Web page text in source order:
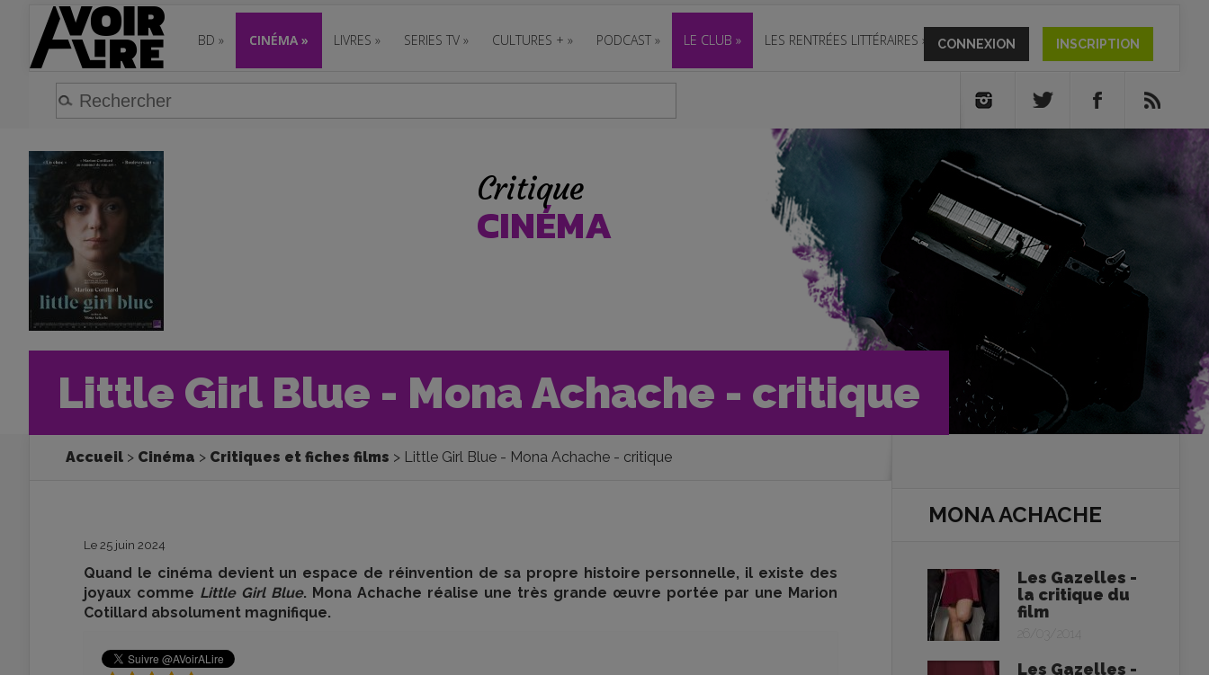
BD » CINÉMA » LIVRES » SERIES TV » CULTURES + » PODCAST » LE CLUB » LES RENTRÉES LITTÉRAIRES » CONNEXION INSCRIPTION
Critique
CINÉMA
Little Girl Blue - Mona Achache - critique
Accueil Cinéma Critiques et fiches films Little Girl Blue - Mona Achache - critique
Le 25 juin 2024
Quand le cinéma devient un espace de réinvention de sa propre histoire personnelle, il existe des
joyaux comme Little Girl Blue. Mona Achache réalise une très grande œuvre portée par une Marion
Cotillard absolument magnifique.
MONA ACHACHE
Les Gazelles -
la critique du
film
26/03/2014
Les Gazelles -